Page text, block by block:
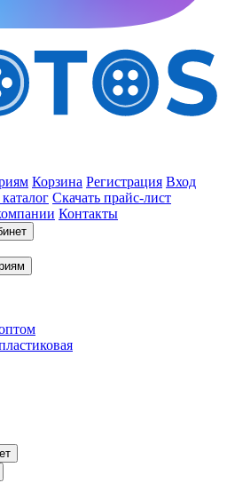
Корзина Регистрация Вход
Скачать прайс-лист
Контакты
цвет